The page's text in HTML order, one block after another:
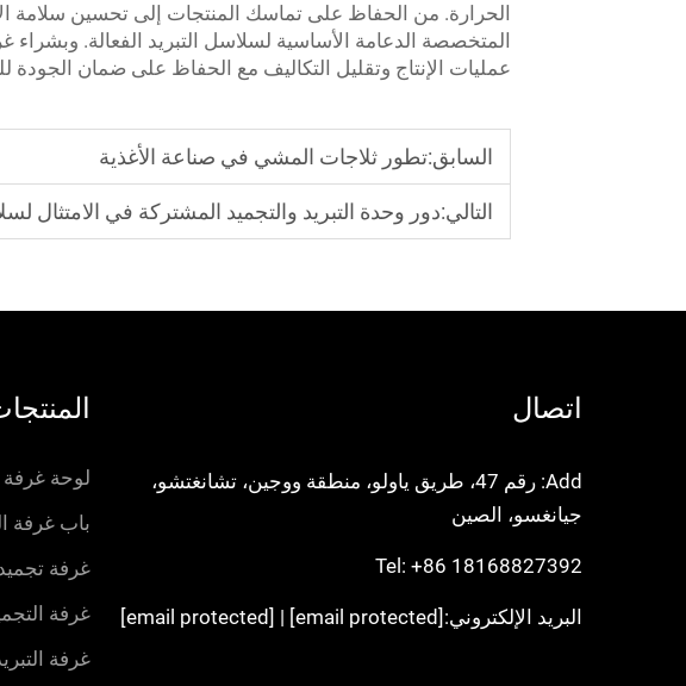
الحرارة. من الحفاظ على تماسك المنتجات إلى تحسين سلامة
المتخصصة الدعامة الأساسية لسلاسل التبريد الفعالة.
عمليات الإنتاج وتقليل التكاليف مع الحفاظ على ضمان الجودة
السابق:تطور ثلاجات المشي في صناعة الأغذية
التالي:دور وحدة التبريد والتجميد المشتركة في الامتثال
اتصال
Add: رقم 47، طريق ياولو، منطقة ووجين، تشانغتشو،
جيانغسو، الصين
Tel: +86 18168827392
البريد الإلكتروني: [email protected]
|
[email protected]
لوحة غرفة
باب غرفة
غرفة
غرفة
غرفة